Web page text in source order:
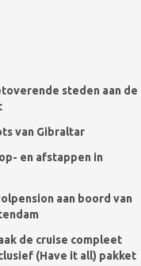
steden aan de
van Gibraltar
en afstappen in
aan boord van
de cruise compleet
(Have it all) pakket